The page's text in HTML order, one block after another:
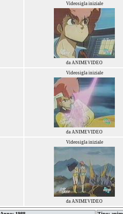
Videosigla iniziale
da ANIMEVIDEO
Videosigla iniziale
da ANIMEVIDEO
Videosigla iniziale
da ANIMEVIDEO